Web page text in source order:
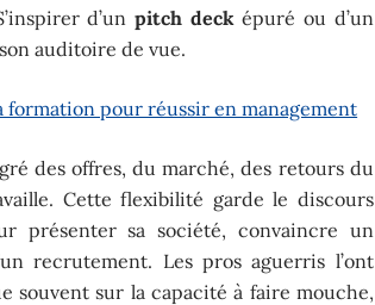
d’unpitch deck épuré ou d’un
auditoire de vue.
formation pour réussir en management
des offres, du marché, des retours du
Cette flexibilité garde le discours
présenter sa société, convaincre un
recrutement. Les pros aguerris l’ont
souvent sur la capacité à faire mouche,